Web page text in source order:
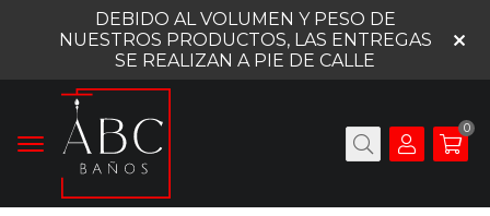
DEBIDO AL VOLUMEN Y PESO DE
NUESTROS PRODUCTOS, LAS ENTREGAS
SE REALIZAN A PIE DE CALLE
0